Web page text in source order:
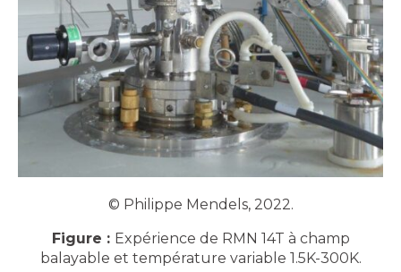
© Philippe Mendels, 2022.
Figure : Expérience de RMN 14T à champ
balayable et température variable 1.5K-300K.